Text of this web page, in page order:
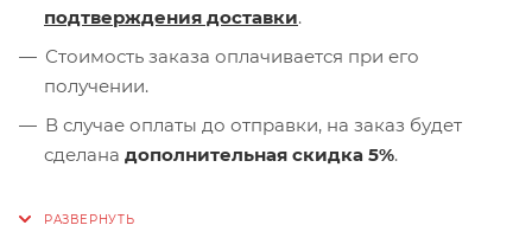
подтверждения доставки.
Стоимость заказа оплачивается при его
получении.
В случае оплаты до отправки, на заказ будет
сделана дополнительная скидка 5%.